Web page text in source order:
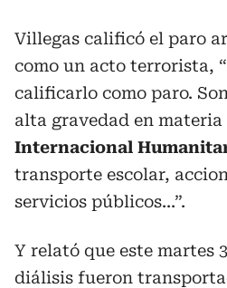
Villegas calificó el paro
como un acto terrorista,
calificarlo como paro.
alta gravedad en materia
Internacional
transporte escolar,
servicios públicos...”.
Y relató que este martes
diálisis fueron